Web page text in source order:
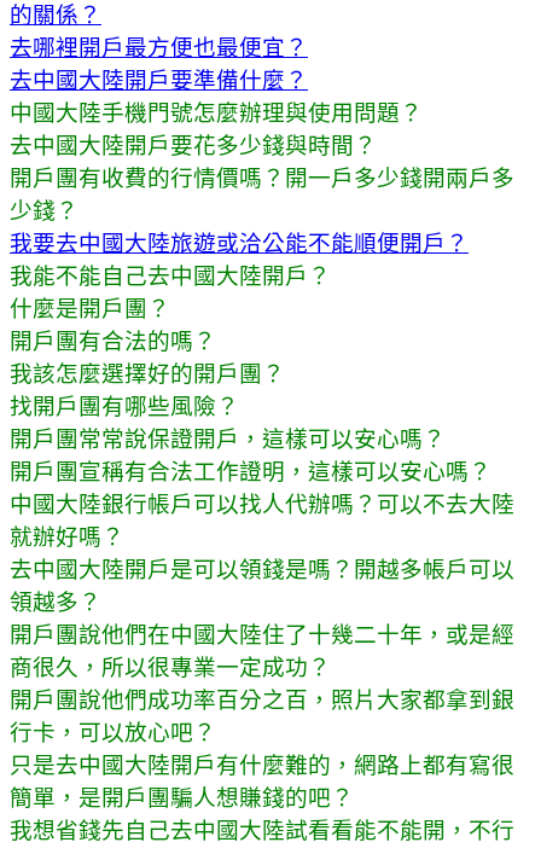
的關係？
去哪裡開戶最方便也最便宜？
去中國大陸開戶要準備什麼？
中國大陸手機門號怎麼辦理與使用問題？
去中國大陸開戶要花多少錢與時間？
開戶團有收費的行情價嗎？開一戶多少錢開兩戶多
少錢？
我要去中國大陸旅遊或洽公能不能順便開戶？
我能不能自己去中國大陸開戶？
什麼是開戶團？
開戶團有合法的嗎？
我該怎麼選擇好的開戶團？
找開戶團有哪些風險？
開戶團常常說保證開戶，這樣可以安心嗎？
開戶團宣稱有合法工作證明，這樣可以安心嗎？
中國大陸銀行帳戶可以找人代辦嗎？可以不去大陸
就辦好嗎？
去中國大陸開戶是可以領錢是嗎？開越多帳戶可以
領越多？
開戶團說他們在中國大陸住了十幾二十年，或是經
商很久，所以很專業一定成功？
開戶團說他們成功率百分之百，照片大家都拿到銀
行卡，可以放心吧？
只是去中國大陸開戶有什麼難的，網路上都有寫很
簡單，是開戶團騙人想賺錢的吧？
我想省錢先自己去中國大陸試看看能不能開，不行